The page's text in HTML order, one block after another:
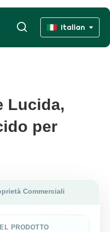
Italian
Lucida,
per
Lucida,
per
Commerciali
PRODOTTO